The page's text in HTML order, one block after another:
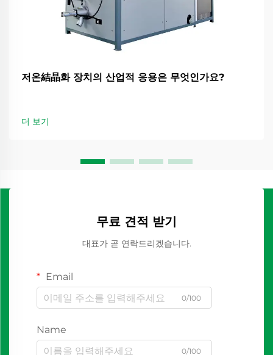
저온結晶화 장치의 산업적 응용은 무엇인가요?
더 보기
무료 견적 받기
대표가 곧 연락드리겠습니다.
Email
0/100
Name
0/100